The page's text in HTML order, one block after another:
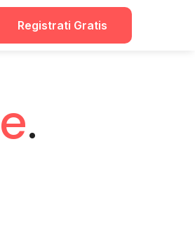
Registrati Gratis
.